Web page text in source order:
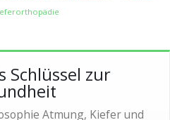
Schlüssel zur
Atmung, Kiefer und